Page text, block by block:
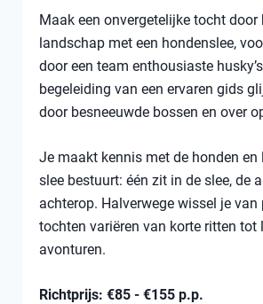
Maak een onvergetelijke tocht door
landschap met een hondenslee,
door een team enthousiaste
begeleiding van een ervaren gids
door besneeuwde bossen en over
Je maakt kennis met de honden en
slee bestuurt: één zit in de slee, de
achterop. Halverwege wissel je van
tochten variëren van korte ritten tot
avonturen.
Richtprijs: €85 - €155 p.p.